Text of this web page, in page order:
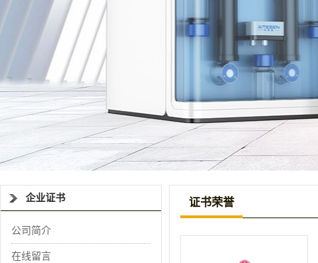
企业证书
公司简介
在线留言
证书荣誉